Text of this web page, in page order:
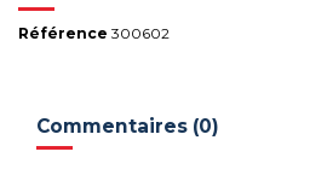
Référence 300602
Commentaires (0)